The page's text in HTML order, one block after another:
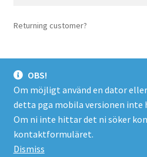
Returning customer?
© Spacer.se 2026
Företagsinfo/Köpevillkor/
WooCommerce.
OBS!
Om möjligt använd en dator
detta pga mobila versionen inte
Om ni inte hittar det ni söker
kontaktformuläret.
Dismiss